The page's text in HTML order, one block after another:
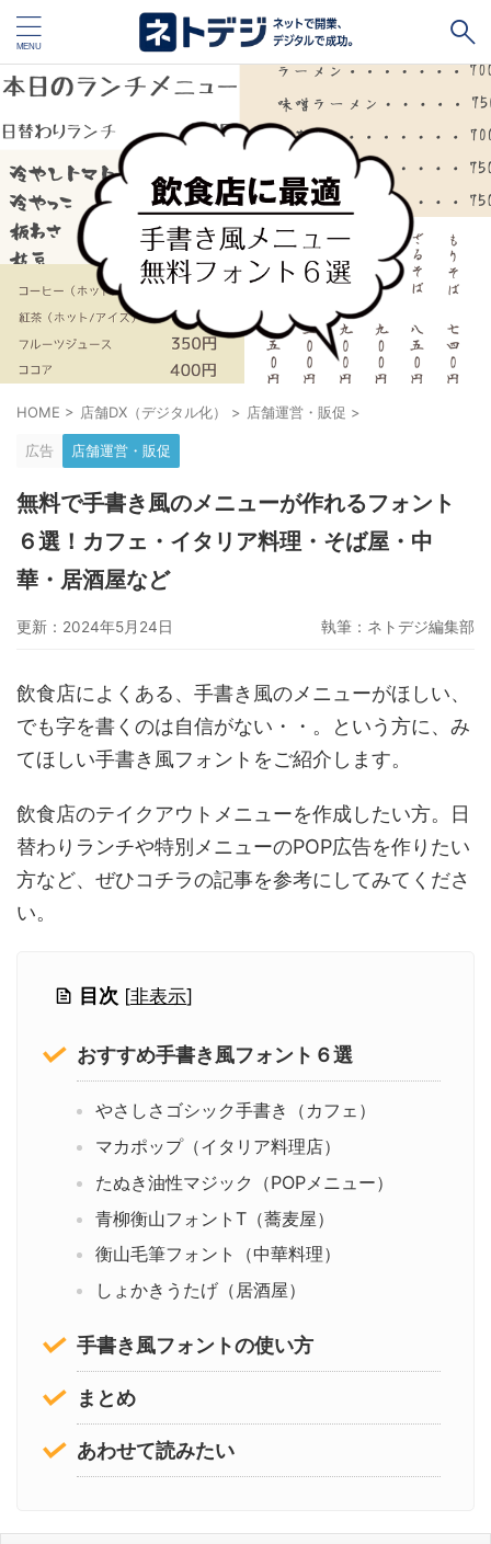
タグ
キャッシュレス Square BASE STORES
ネットショップ開設１vs１ 無料ネットショップ
予約管理システム Shopify Air ビジネスツールズ
ペライチ キャッシュレス決済端末１vs１ ジンドゥー
POSレジ スマレジ カラーミーショップ Wix
楽天ペイ stera pack WordPress
ハンドメイド販売
グーペ デジタルコンテンツ販売 仕入れサイト
無料ビジネスツール
HOME > 店舗DX（デジタル化） > 店舗運営・販促 >
広告 店舗運営・販促
無料で手書き風のメニューが作れるフォント
６選！カフェ・イタリア料理・そば屋・中
華・居酒屋など
更新：2024年5月24日 執筆： ネトデジ編集部
飲食店によくある、手書き風のメニューがほしい、
でも字を書くのは自信がない・・。という方に、み
てほしい手書き風フォントをご紹介します。
飲食店のテイクアウトメニューを作成したい方。日
替わりランチや特別メニューのPOP広告を作りたい
方など、ぜひコチラの記事を参考にしてみてくださ
い。
目次 [非表示]
おすすめ手書き風フォント６選
やさしさゴシック手書き（カフェ）
マカポップ（イタリア料理店）
たぬき油性マジック（POPメニュー）
青柳衡山フォントT（蕎麦屋）
衡山毛筆フォント（中華料理）
しょかきうたげ（居酒屋）
手書き風フォントの使い方
まとめ
あわせて読みたい